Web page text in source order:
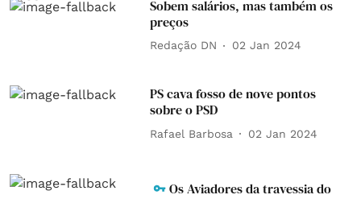
Sobem salários, mas também os
preços
Redação DN 02 Jan 2024
PS cava fosso de nove pontos
sobre o PSD
Rafael Barbosa 02 Jan 2024
Os Aviadores da travessia do